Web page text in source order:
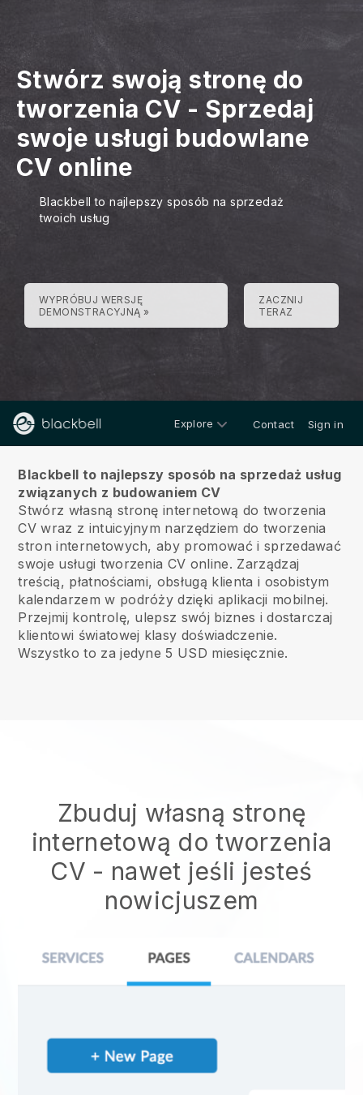
Stwórz swoją stronę do
tworzenia CV - Sprzedaj
swoje usługi budowlane
CV online
Blackbell to najlepszy sposób na sprzedaż
twoich usług
WYPRÓBUJ WERSJĘ
DEMONSTRACYJNĄ »
ZACZNIJ
TERAZ
Explore Contact Sign in
Blackbell to najlepszy sposób na sprzedaż usług
związanych z budowaniem CV
Stwórz własną stronę internetową do tworzenia
CV wraz z intuicyjnym narzędziem do tworzenia
stron internetowych, aby promować i sprzedawać
swoje usługi tworzenia CV online. Zarządzaj
treścią, płatnościami, obsługą klienta i osobistym
kalendarzem w podróży dzięki aplikacji mobilnej.
Przejmij kontrolę, ulepsz swój biznes i dostarczaj
klientowi światowej klasy doświadczenie.
Wszystko to za jedyne 5 USD miesięcznie.
Zbuduj własną stronę
internetową do tworzenia
CV - nawet jeśli jesteś
nowicjuszem